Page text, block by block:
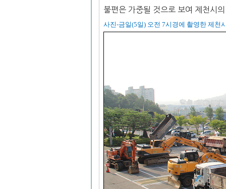
불편은 가중될 것으로 보여 제천시
사진-금일(5일) 오전 7시경에 촬영한 제천